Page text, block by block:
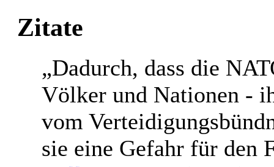
Zitate
„Dadurch, dass die
Völker und Nationen -
vom
sie eine Gefahr für den